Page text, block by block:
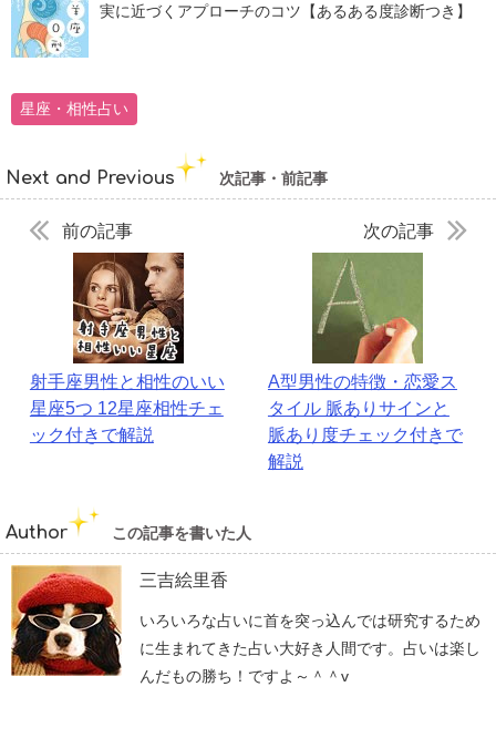
実に近づくアプローチのコツ【あるある度診断つき】
星座・相性占い
Next and Previous 次記事・前記事
前の記事
射手座男性と相性のいい
星座5つ 12星座相性チェ
ック付きで解説
次の記事
A型男性の特徴・恋愛ス
タイル 脈ありサインと
脈あり度チェック付きで
解説
Author この記事を書いた人
三吉絵里香
いろいろな占いに首を突っ込んでは研究するため
に生まれてきた占い大好き人間です。占いは楽し
んだもの勝ち！ですよ～＾＾v